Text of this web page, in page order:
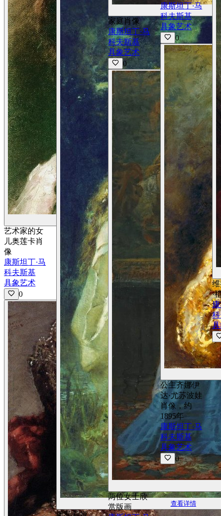
查看详情
艺术家的女
儿奥莲卡肖
像
康斯坦丁·马
科夫斯基
具象艺术
0
查看详情
奥菲莉娅
家庭肖像
康斯坦丁·马
科夫斯基
具象艺术
0
两位女士欣
赏版画
康斯坦丁·马
科夫斯基
具象艺术
0
公主齐娜伊
达·尤苏波娃
肖像，约
1895年
康斯坦丁·马
科夫斯基
具象艺术
0
·